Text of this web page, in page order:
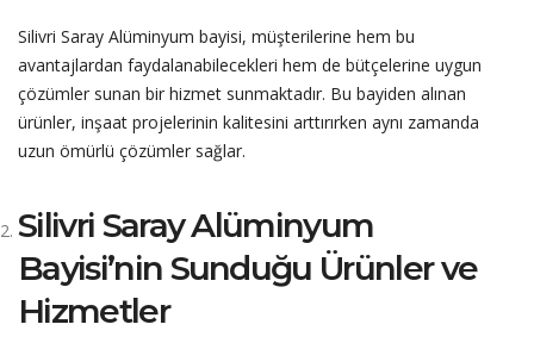
Silivri Saray Alüminyum bayisi, müşterilerine hem bu
avantajlardan faydalanabilecekleri hem de bütçelerine uygun
çözümler sunan bir hizmet sunmaktadır. Bu bayiden alınan
ürünler, inşaat projelerinin kalitesini arttırırken aynı zamanda
uzun ömürlü çözümler sağlar.
Silivri Saray Alüminyum
Bayisi’nin Sunduğu Ürünler ve
Hizmetler